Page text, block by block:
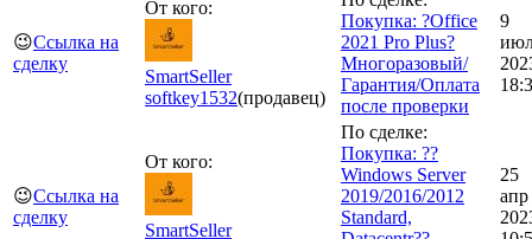
😉Ссылка на
сделку
От кого:
SmartSeller
softkey1532(продавец)
Покупка: ?Office
2021 Pro Plus?
Многоразовый/
Гарантия/Оплата
после проверки
9
😉Ссылка на
сделку
От кого:
SmartSeller
По сделке:
Покупка: ??
Windows Server
2019/2016/2012
Standard,
25
апр